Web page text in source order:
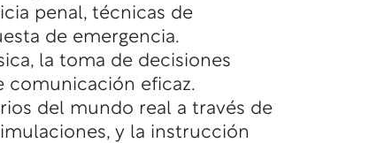
penal, técnicas de
de emergencia.
la toma de decisiones
comunicación eficaz.
del mundo real a través de
y la instrucción